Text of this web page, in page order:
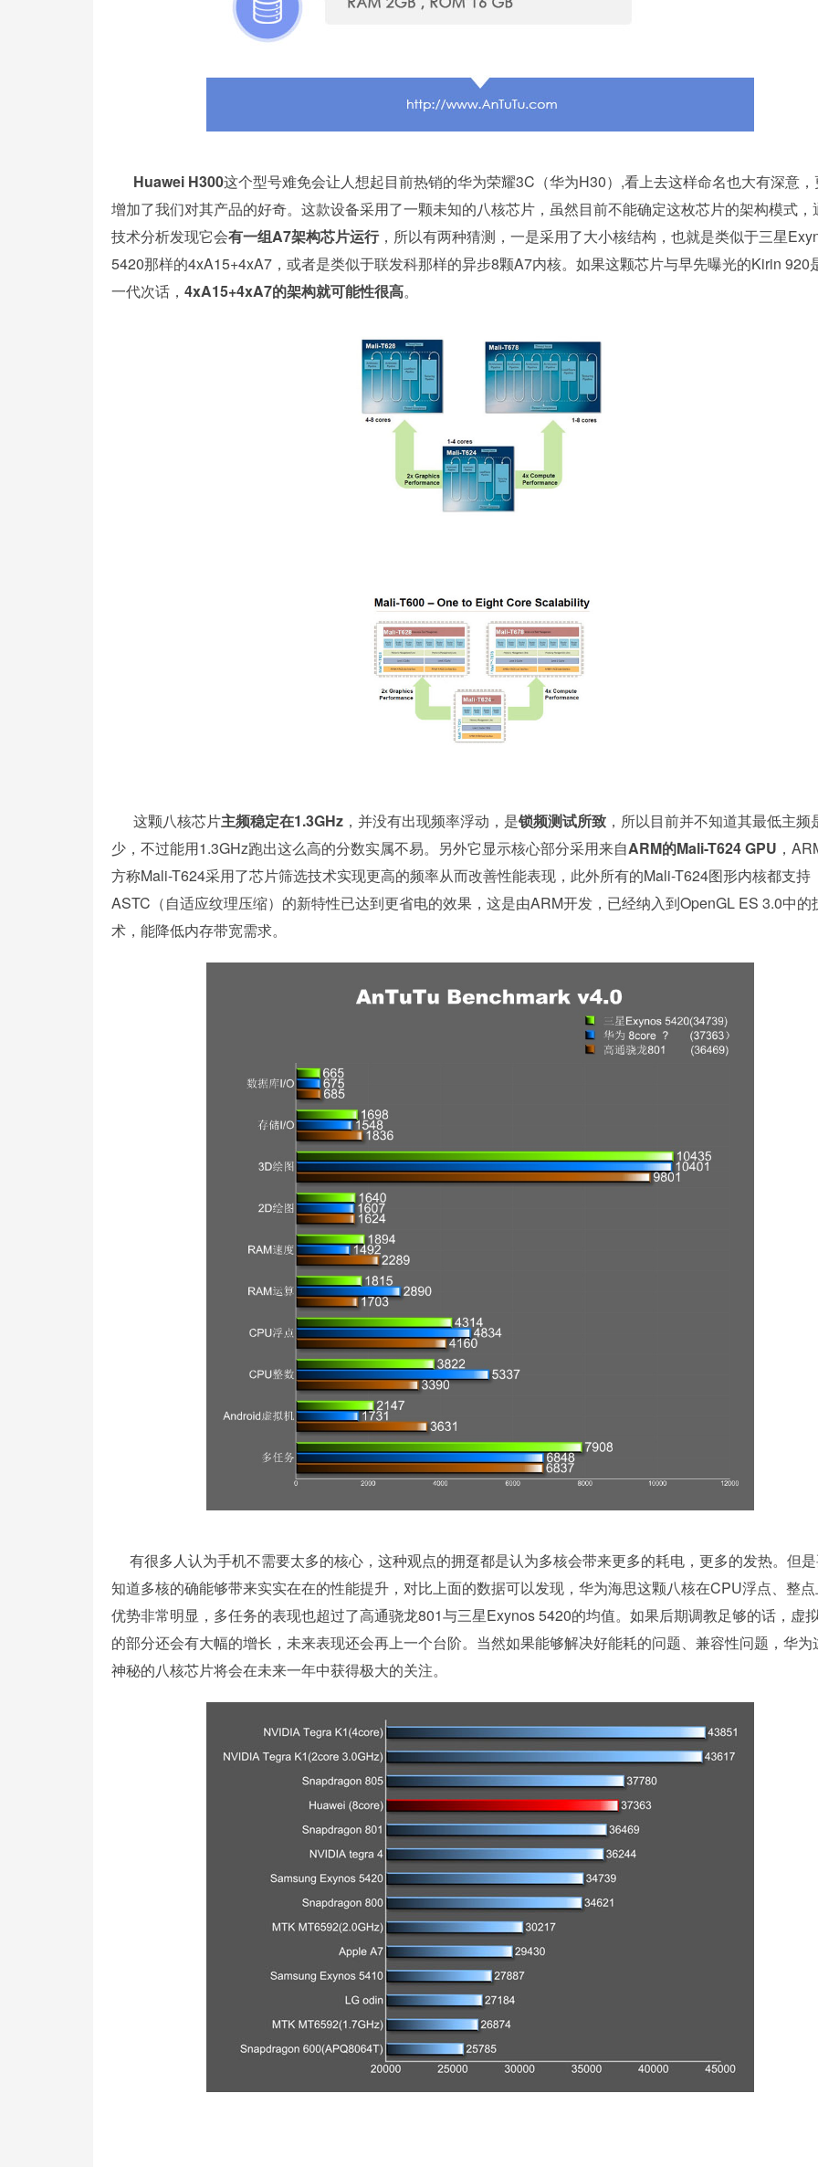
Huawei H300这个型号难免会让人想起目前热销的华为荣耀3C（华为H30）,看上去这样命名也大有深意，
增加了我们对其产品的好奇。这款设备采用了一颗未知的八核芯片，虽然目前不能确定这枚芯片的架构模式，
技术分析发现它会有一组A7架构芯片运行，所以有两种猜测，一是采用了大小核结构，也就是类似于三星
5420那样的4xA15+4xA7，或者是类似于联发科那样的异步8颗A7内核。如果这颗芯片与早先曝光的Kirin 920
一代次话， 4xA15+4xA7的架构就可能性很高。
这颗八核芯片主频稳定在1.3GHz ，并没有出现频率浮动，是锁频测试所致 ，所以目前并不知道其最低主频
少，不过能用1.3GHz跑出这么高的分数实属不易。另外它显示核心部分采用来自ARM的Mali-T624 GPU ，
方称Mali-T624采用了芯片筛选技术实现更高的频率从而改善性能表现，此外所有的Mali-T624图形内核都支持
ASTC（自适应纹理压缩）的新特性已达到更省电的效果，这是由ARM开发，已经纳入到OpenGL ES 3.0中的
术，能降低内存带宽需求。
有很多人认为手机不需要太多的核心，这种观点的拥趸都是认为多核会带来更多的耗电，更多的发热。但
知道多核的确能够带来实实在在的性能提升，对比上面的数据可以发现，华为海思这颗八核在CPU浮点、整
优势非常明显，多任务的表现也超过了高通骁龙801与三星Exynos 5420的均值。如果后期调教足够的话，虚
的部分还会有大幅的增长，未来表现还会再上一个台阶。当然如果能够解决好能耗的问题、兼容性问题，华为
神秘的八核芯片将会在未来一年中获得极大的关注。